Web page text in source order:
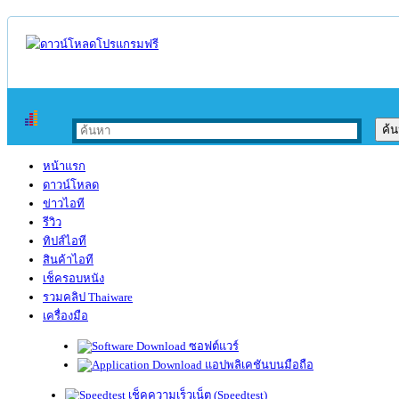
หน้าแรก
ดาวน์โหลด
ข่าวไอที
รีวิว
ทิปส์ไอที
สินค้าไอที
เช็ครอบหนัง
รวมคลิป Thaiware
เครื่องมือ
ซอฟต์แวร์
แอปพลิเคชันบนมือถือ
เช็คความเร็วเน็ต (Speedtest)